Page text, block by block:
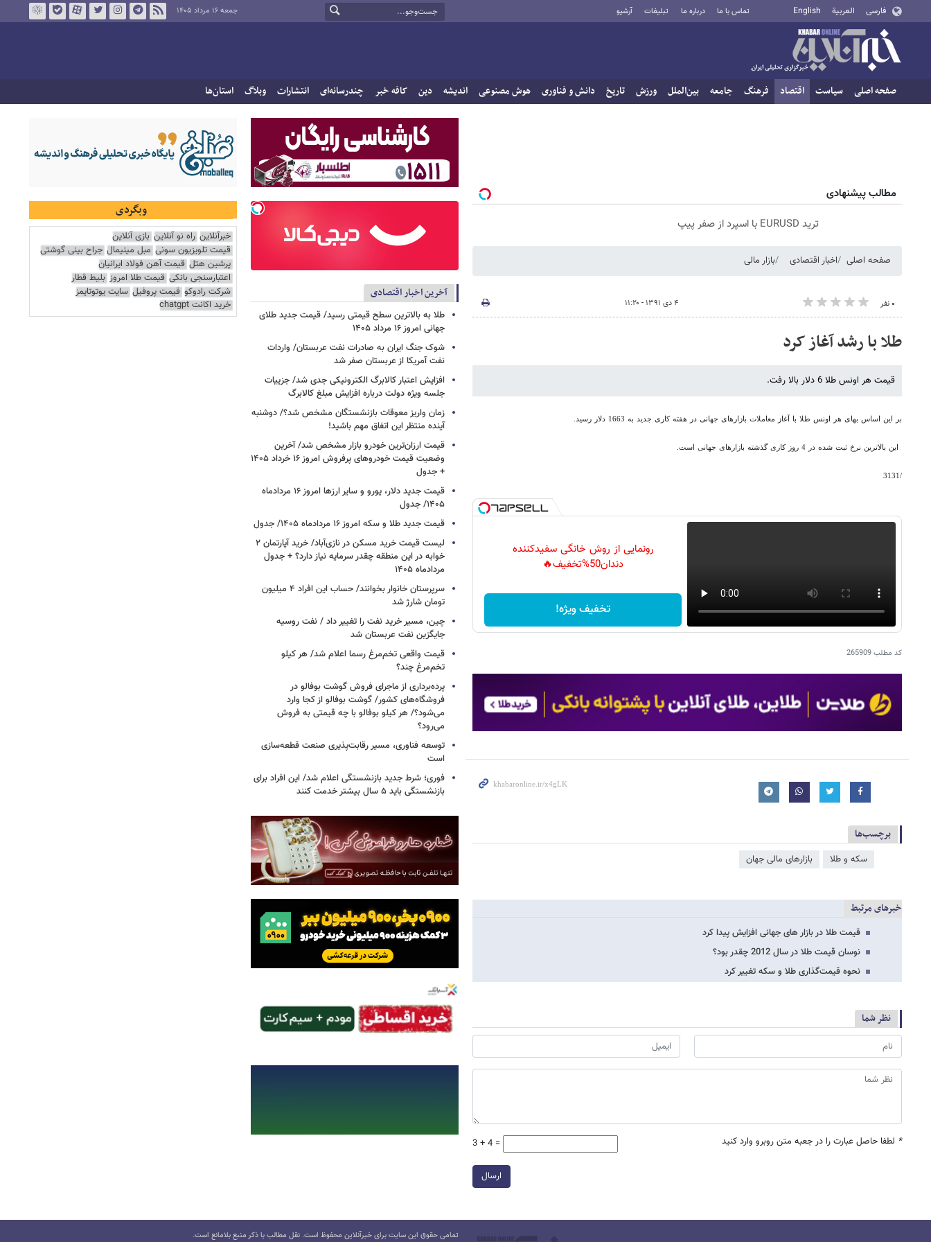
فارسی العربية English تماس با ما درباره ما تبلیغات آرشیو جمعه ۱۶ مرداد ۱۴۰۵
صفحه اصلی سیاست اقتصاد فرهنگ جامعه بین‌الملل ورزش تاریخ دانش و فناوری هوش مصنوعی اندیشه دین کافه خبر چندرسانه‌ای انتشارات وبلاگ استان‌ها
مطالب پیشنهادی
ترید EURUSD با اسپرد از صفر پیپ
صفحه اصلی اخبار اقتصادی بازار مالی
۰ نفر ۴ دی ۱۳۹۱ - ۱۱:۲۰
طلا با رشد آغاز کرد
قیمت هر اونس طلا 6 دلار بالا رفت.
بر این اساس بهای هر اونس طلا با آغاز معاملات بازارهای جهانی در هفته کاری جدید به 1663 دلار رسید.
این بالاترین نرخ ثبت شده در 4 روز کاری گذشته بازارهای جهانی است.
/3131
رونمایی از روش خانگی سفیدکننده
دندان50%تخفیف🔥
تخفیف ویژه!
کد مطلب265909
برچسب‌ها
سکه و طلا بازارهای مالی جهان
خبرهای مرتبط
قیمت طلا در بازار های جهانی افزایش پیدا کرد
نوسان قیمت طلا در سال 2012 چقدر بود؟
نحوه قیمت‌گذاری طلا و سکه تغییر کرد
نظر شما
* لطفا حاصل عبارت را در جعبه متن روبرو وارد کنید 3 + 4 =
ارسال
آخرین اخبار اقتصادی
طلا به بالاترین سطح قیمتی رسید/ قیمت جدید طلای
جهانی امروز ۱۶ مرداد ۱۴۰۵
شوک جنگ ایران به صادرات نفت عربستان/ واردات
نفت آمریکا از عربستان صفر شد
افزایش اعتبار کالابرگ الکترونیکی جدی شد/ جزییات
جلسه ویژه دولت درباره افزایش مبلغ کالابرگ
زمان واریز معوقات بازنشستگان مشخص شد؟/ دوشنبه
آینده منتظر این اتفاق مهم باشید!
قیمت ارزان‌ترین خودرو بازار مشخص شد/ آخرین
وضعیت قیمت خودروهای پرفروش امروز ۱۶ خرداد ۱۴۰۵
+ جدول
قیمت جدید دلار، یورو و سایر ارزها امروز ۱۶ مردادماه
۱۴۰۵/ جدول
قیمت جدید طلا و سکه امروز ۱۶ مردادماه ۱۴۰۵/ جدول
لیست قیمت خرید مسکن در نازی‌آباد/ خرید آپارتمان ۲
خوابه در این منطقه چقدر سرمایه نیاز دارد؟ + جدول
مردادماه ۱۴۰۵
سرپرستان خانوار بخوانند/ حساب این افراد ۴ میلیون
تومان شارژ شد
چین، مسیر خرید نفت را تغییر داد / نفت روسیه
جایگزین نفت عربستان شد
قیمت واقعی تخم‌مرغ رسما اعلام شد/ هر کیلو
تخم‌مرغ چند؟
پرده‌برداری از ماجرای فروش گوشت بوفالو در
فروشگاه‌های کشور/ گوشت بوفالو از کجا وارد
می‌شود؟/ هر کیلو بوفالو با چه قیمتی به فروش
می‌رود؟
توسعه فناوری، مسیر رقابت‌پذیری صنعت قطعه‌سازی
است
فوری؛ شرط جدید بازنشستگی اعلام شد/ این افراد برای
بازنشستگی باید ۵ سال بیشتر خدمت کنند
وبگردی
خبرآنلاین راه نو آنلاین بازی آنلاین
قیمت تلویزیون سونی مبل مینیمال جراح بینی گوشتی
پرشین هتل قیمت آهن فولاد ایرانیان
اعتبارسنجی بانکی قیمت طلا امروز بلیط قطار
شرکت رادوکو قیمت پروفیل سایت یوتوتایمز
خرید اکانت chatgpt
تمامی حقوق این سایت برای خبرآنلاین محفوظ است. نقل مطالب با ذکر منبع بلامانع است.